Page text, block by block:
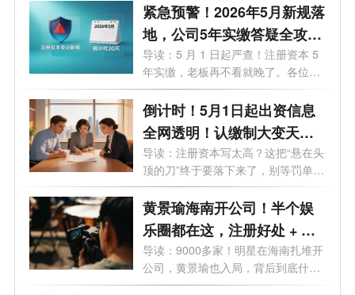
紧急预警！2026年5月新规落
地，公司5年实缴答疑全攻
略，老板必看避坑
导读：5 月 1 日起严查！注册资本 5
年实缴，老板再不看就晚了。各位老
板、...
倒计时！5月1日起出资信息
全网透明！认缴制大变天，
这3条“逃债路”全被封死！
导读：注册资本写太高？这把“悬在头
顶的刀”终于要落下来了，别等罚单
才...
黄景瑜海南开公司！半个娱
乐圈都在这，注册好处 + 费
用一次说清
导读：9000多家！明星在海南扎堆开
公司，黄景瑜也入局，背后到底什么
信号...